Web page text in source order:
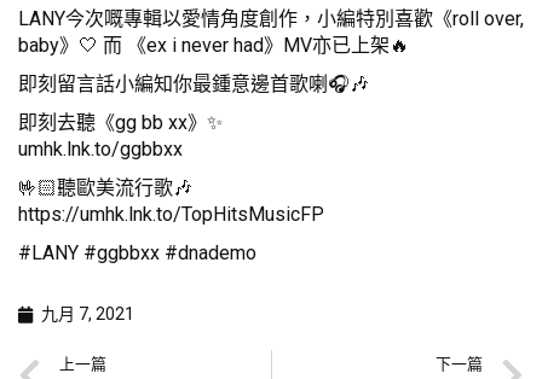
LANY今次嘅專輯以愛情角度創作，小編特別喜歡《roll over,
baby》🤍 而 《ex i never had》MV亦已上架🔥
即刻留言話小編知你最鍾意邊首歌喇🎧🎶
即刻去聽《gg bb xx》✨
umhk.lnk.to/ggbbxx
🤟🏻聽歐美流行歌🎶
https://umhk.lnk.to/TopHitsMusicFP
#LANY #ggbbxx #dnademo
九月 7, 2021
上一篇 下一篇